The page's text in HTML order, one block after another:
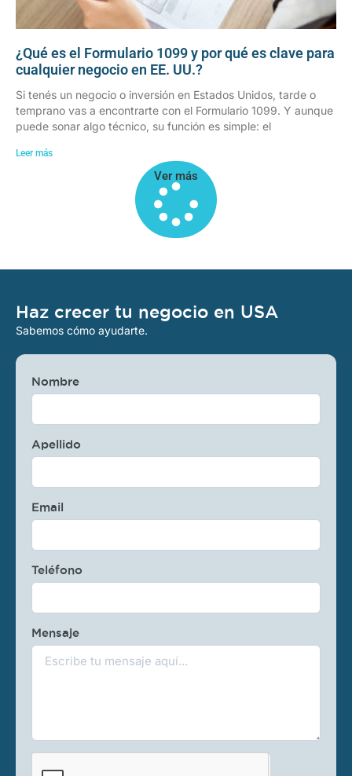
¿Qué es el Formulario 1099 y por qué es clave para
cualquier negocio en EE. UU.?
Si tenés un negocio o inversión en Estados Unidos, tarde o
temprano vas a encontrarte con el Formulario 1099. Y aunque
puede sonar algo técnico, su función es simple: el
Leer más
Ver más
Haz crecer tu negocio en USA
Sabemos cómo ayudarte.
Nombre
Apellido
Email
Teléfono
Mensaje